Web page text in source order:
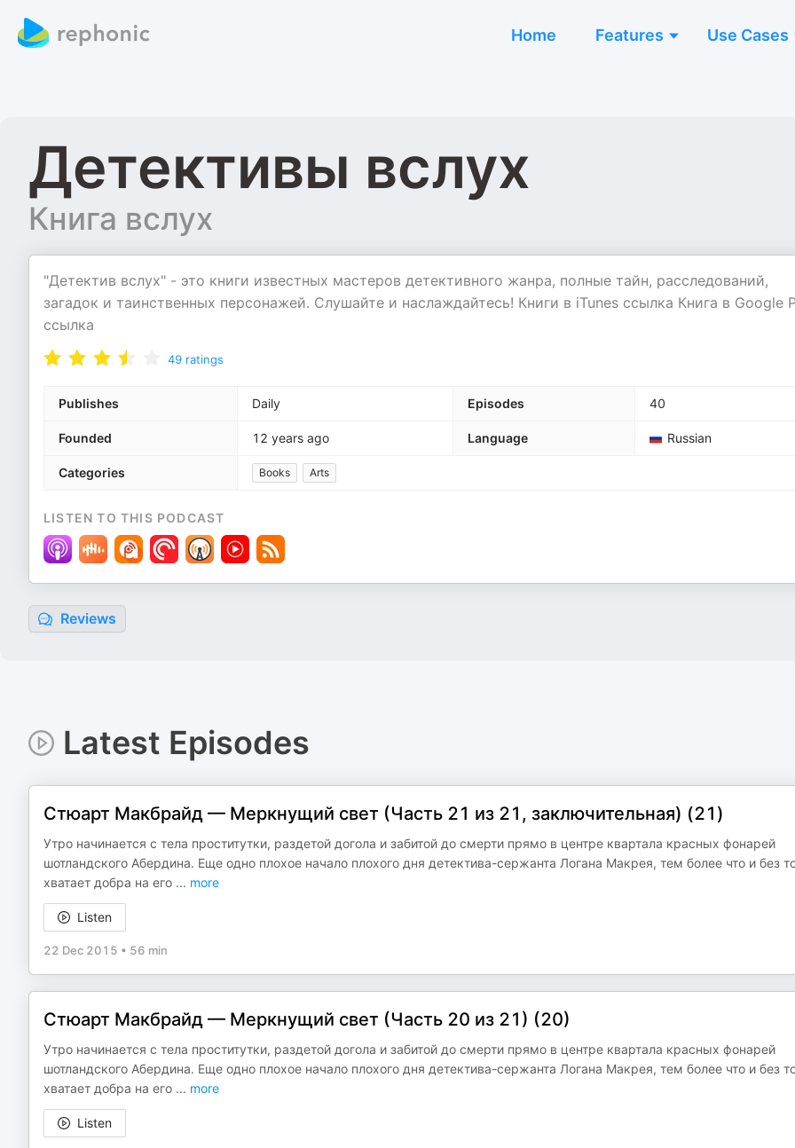
Home Features Use Cases
Детективы вслух
Книга вслух
"Детектив вслух" - это книги известных мастеров детективного жанра, полные тайн, расследований,
загадок и таинственных персонажей. Слушайте и наслаждайтесь! Книги в iTunes ссылка Книга в Google
ссылка
49 ratings
Publishes Daily Episodes 40
Founded 12 years ago Language Russian
Categories Books Arts
LISTEN TO THIS PODCAST
Reviews
Latest Episodes
Стюарт Макбрайд — Меркнущий свет (Часть 21 из 21, заключительная) (21)
Утро начинается с тела проститутки, раздетой догола и забитой до смерти прямо в центре квартала красных фонарей
шотландского Абердина. Еще одно плохое начало плохого дня детектива-сержанта Логана Макрея, тем более что и без
хватает добра на его ... more
Listen
22 Dec 2015 • 56 min
Стюарт Макбрайд — Меркнущий свет (Часть 20 из 21) (20)
Утро начинается с тела проститутки, раздетой догола и забитой до смерти прямо в центре квартала красных фонарей
шотландского Абердина. Еще одно плохое начало плохого дня детектива-сержанта Логана Макрея, тем более что и без
хватает добра на его ... more
Listen